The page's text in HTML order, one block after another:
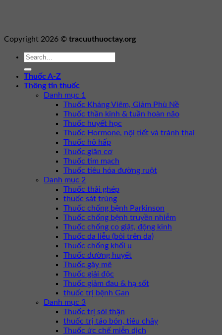
Copyright 2026 © tracuuthuoctay.org
Thuốc A-Z
Thông tin thuốc
Danh mục 1
Thuốc Kháng Viêm, Giảm Phù Nề
Thuốc thần kinh & tuần hoàn não
Thuốc huyết học
Thuốc Hormone, nội tiết và tránh thai
Thuốc hô hấp
Thuốc giãn cơ
Thuốc tim mạch
Thuốc tiêu hóa đường ruột
Danh mục 2
Thuốc thải ghép
thuốc sát trùng
Thuốc chống bệnh Parkinson
Thuốc chống bệnh truyền nhiễm
Thuốc chống co giật, động kinh
Thuốc da liễu (bôi trên da)
Thuốc chống khối u
Thuốc đường huyết
Thuốc gây mê
Thuốc giải độc
Thuốc giảm đau & hạ sốt
thuốc trị bệnh Gan
Danh mục 3
Thuốc trị sỏi thận
thuốc trị táo bón, tiêu chảy
Thuốc ức chế miễn dịch